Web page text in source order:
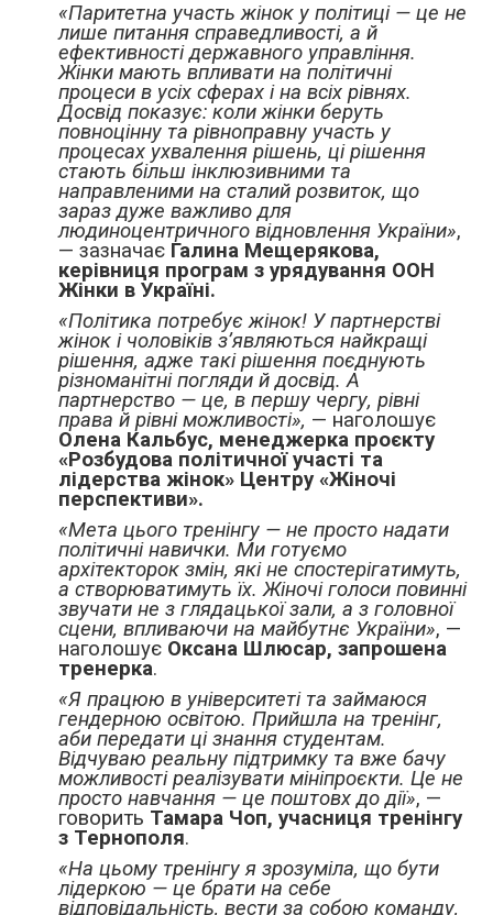
«Паритетна участь жінок у політиці — це не
лише питання справедливості, а й
ефективності державного управління.
Жінки мають впливати на політичні
процеси в усіх сферах і на всіх рівнях.
Досвід показує: коли жінки беруть
повноцінну та рівноправну участь у
процесах ухвалення рішень, ці рішення
стають більш інклюзивними та
направленими на сталий розвиток, що
зараз дуже важливо для
людиноцентричного відновлення України»,
— зазначає Галина Мещерякова,
керівниця програм з урядування ООН
Жінки в Україні.
«Політика потребує жінок! У партнерстві
жінок і чоловіків зʼявляються найкращі
рішення, адже такі рішення поєднують
різноманітні погляди й досвід. А
партнерство — це, в першу чергу, рівні
права й рівні можливості», — наголошує
Олена Кальбус, менеджерка проєкту
«Розбудова політичної участі та
лідерства жінок» Центру «Жіночі
перспективи».
«Мета цього тренінгу — не просто надати
політичні навички. Ми готуємо
архітекторок змін, які не спостерігатимуть,
а створюватимуть їх. Жіночі голоси повинні
звучати не з глядацької зали, а з головної
сцени, впливаючи на майбутнє України», —
наголошує Оксана Шлюсар, запрошена
тренерка.
«Я працюю в університеті та займаюся
гендерною освітою. Прийшла на тренінг,
аби передати ці знання студентам.
Відчуваю реальну підтримку та вже бачу
можливості реалізувати мініпроєкти. Це не
просто навчання — це поштовх до дії», —
говорить Тамара Чоп, учасниця тренінгу
з Тернополя.
«На цьому тренінгу я зрозуміла, що бути
лідеркою — це брати на себе
відповідальність, вести за собою команду,